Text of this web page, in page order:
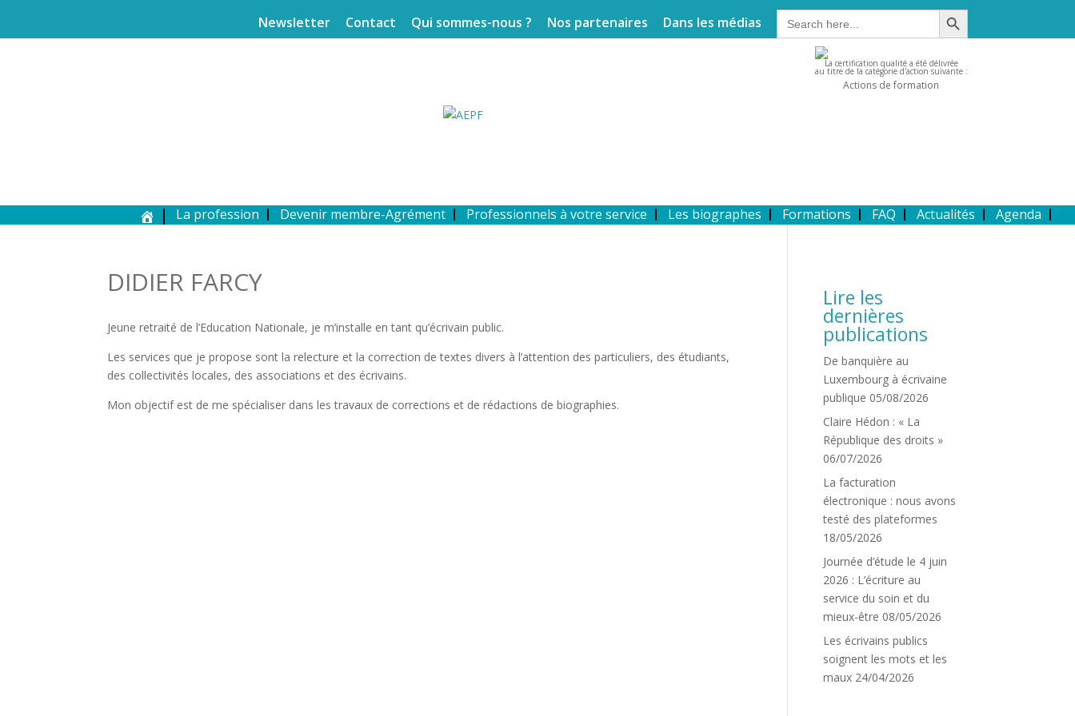
Newsletter Contact Qui sommes-nous ? Nos partenaires Dans les médias Search
for:
Search Button
La certification qualité a été délivrée
au titre de la catégorie d'action suivante :
Actions de formation
La profession Devenir membre-Agrément Professionnels à votre service Les biographes Formations FAQ Actualités Agenda
DIDIER FARCY
Jeune retraité de l’Education Nationale, je m’installe en tant qu’écrivain public.
Les services que je propose sont la relecture et la correction de textes divers à l’attention des particuliers, des étudiants,
des collectivités locales, des associations et des écrivains.
Mon objectif est de me spécialiser dans les travaux de corrections et de rédactions de biographies.
Lire les
dernières
publications
De banquière au
Luxembourg à écrivaine
publique 05/08/2026
Claire Hédon : « La
République des droits »
06/07/2026
La facturation
électronique : nous avons
testé des plateformes
18/05/2026
Journée d’étude le 4 juin
2026 : L’écriture au
service du soin et du
mieux-être 08/05/2026
Les écrivains publics
soignent les mots et les
maux 24/04/2026